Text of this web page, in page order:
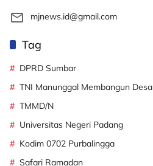
mjnews.id@gmail.com
Tag
DPRD Sumbar
TNI Manunggal Membangun Desa
TMMD/N
Universitas Negeri Padang
Kodim 0702 Purbalingga
Safari Ramadan